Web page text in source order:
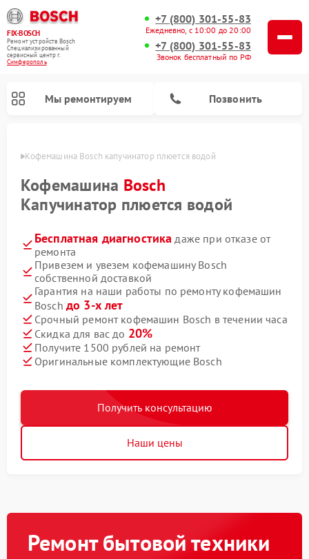
FIX-BOSCH
Ремонт устройств Bosch
Специализированный
cервисный центр г.
Симферополь
+7 (800) 301-55-83
Ежедневно, с 10:00 до 20:00
+7 (800) 301-55-83
Звонок бесплатный по РФ
Мы ремонтируем Позвонить
Кофемашина Bosch капучинатор плюется водой
Кофемашина Bosch
Капучинатор плюется водой
Бесплатная диагностика даже при отказе от
ремонта
Привезем и увезем кофемашину Bosch
собственной доставкой
Гарантия на наши работы по ремонту кофемашин
Bosch до 3-х лет
Срочный ремонт кофемашин Bosch в течении часа
Скидка для вас до 20%
Получите 1500 рублей на ремонт
Оригинальные комплектующие Bosch
Получить консультацию
Наши цены
Ремонт бытовой техники